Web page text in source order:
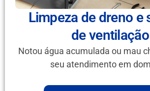
Limpeza de dreno e
de ventilação
Notou água acumulada ou mau
seu atendimento em